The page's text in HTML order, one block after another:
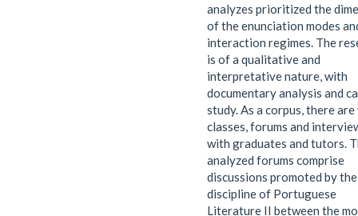
analyzes prioritized the
of the enunciation modes
interaction regimes. The
is of a qualitative and
interpretative nature, with
documentary analysis and
study. As a corpus, there
classes, forums and
with graduates and tutors.
analyzed forums comprise
discussions promoted by the
discipline of Portuguese
Literature II between the